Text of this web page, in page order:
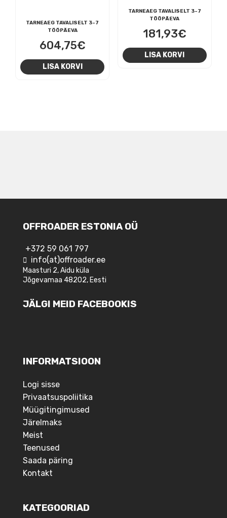
TARNEAEG TAVALISELT 3-7
TÖÖPÄEVA
604,75€
LISA KORVI
TARNEAEG TAVALISELT 3-7
TÖÖPÄEVA
181,93€
LISA KORVI
OFFROADER ESTONIA OÜ
+372 59 061 797
info(at)offroader.ee
Maasturi 2, Aidu küla
Jõgevamaa 48202, Eesti
JÄLGI MEID FACEBOOKIS
INFORMATSIOON
Logi sisse
Privaatsuspoliitika
Müügitingimused
Järelmaks
Meist
Teenused
Saada päring
Kontakt
KATEGOORIAD